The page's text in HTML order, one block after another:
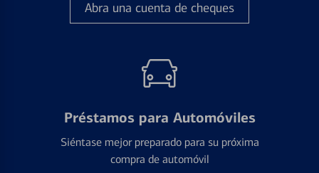
Abra una cuenta de cheques
Préstamos para Automóviles
Siéntase mejor preparado para su próxima
compra de automóvil